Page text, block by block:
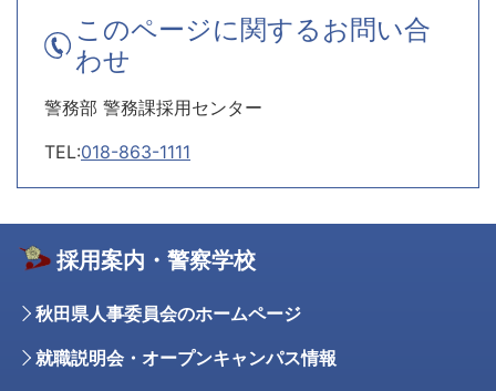
このページに関するお問い合
わせ
警務部 警務課採用センター
TEL:018-863-1111
採用案内・警察学校
秋田県人事委員会のホームページ
就職説明会・オープンキャンパス情報